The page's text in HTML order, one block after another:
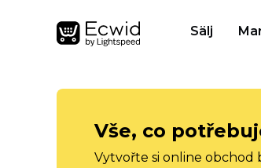
Sälj
Vše, co
Vytvořte si online obchod